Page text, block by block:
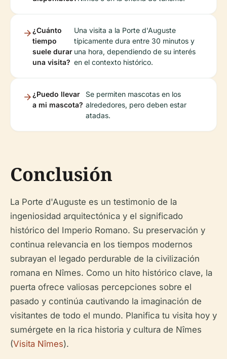
¿Cuánto
tiempo
suele durar
una visita?
Una visita a la Porte d'Auguste
típicamente dura entre 30 minutos y
una hora, dependiendo de su interés
en el contexto histórico.
¿Puedo llevar
a mi mascota?
Se permiten mascotas en los
alrededores, pero deben estar
atadas.
Conclusión
La Porte d'Auguste es un testimonio de la
ingeniosidad arquitectónica y el significado
histórico del Imperio Romano. Su preservación y
continua relevancia en los tiempos modernos
subrayan el legado perdurable de la civilización
romana en Nîmes. Como un hito histórico clave, la
puerta ofrece valiosas percepciones sobre el
pasado y continúa cautivando la imaginación de
visitantes de todo el mundo. Planifica tu visita hoy y
sumérgete en la rica historia y cultura de Nîmes
(Visita Nîmes).